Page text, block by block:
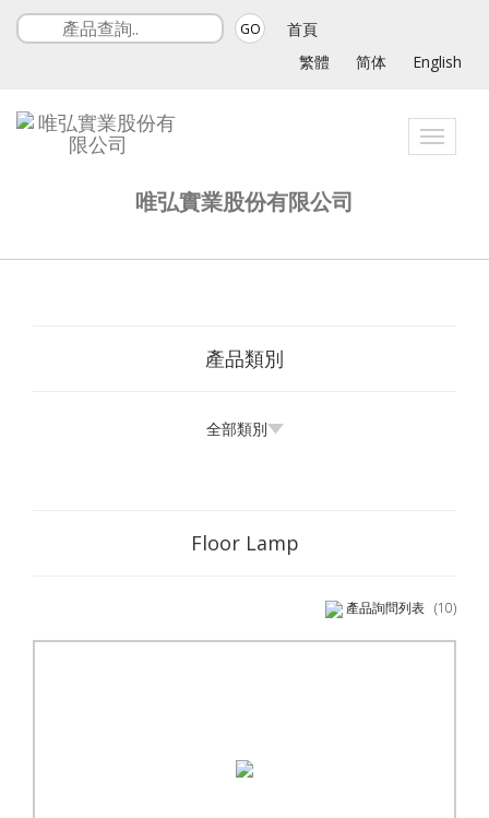
GO
首頁
繁體
简体 English
Toggle
唯弘實業股份有限公司
產品類別
全部類別
Floor Lamp
產品詢問列表 (10)